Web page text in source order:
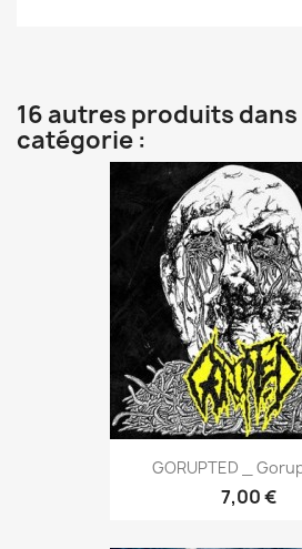
16 autres produits dans
catégorie :
GORUPTED _
7,00 €